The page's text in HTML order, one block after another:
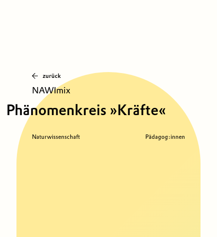
zurück
NAWImix
Phänomenkreis »Kräfte«
Naturwissenschaft Pädagog:innen